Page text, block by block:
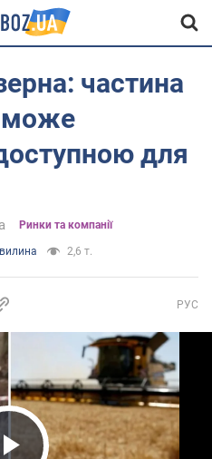
частина
може
для
Ринки та компанії
2,6 т.
РУС